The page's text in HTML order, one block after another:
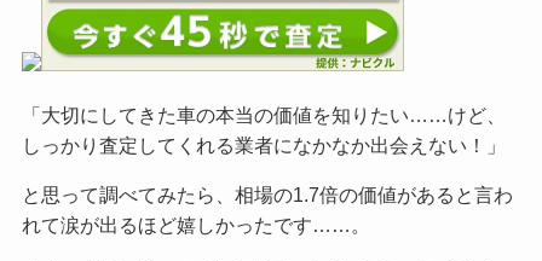
「大切にしてきた車の本当の価値を知りたい……けど、
しっかり査定してくれる業者になかなか出会えない！」
と思って調べてみたら、相場の1.7倍の価値があると言わ
れて涙が出るほど嬉しかったです……。